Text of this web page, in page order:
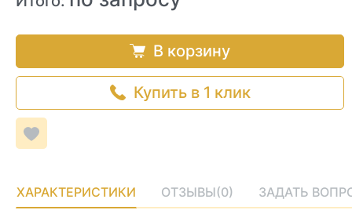
В корзину
Купить в 1 клик
Добавить
в
желаемого
ХАРАКТЕРИСТИКИ ОТЗЫВЫ(0) ЗАДАТЬ